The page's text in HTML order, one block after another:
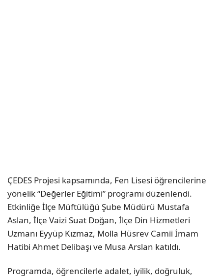
ÇEDES Projesi kapsamında, Fen Lisesi öğrencilerine
yönelik “Değerler Eğitimi” programı düzenlendi.
Etkinliğe İlçe Müftülüğü Şube Müdürü Mustafa
Aslan, İlçe Vaizi Suat Doğan, İlçe Din Hizmetleri
Uzmanı Eyyüp Kızmaz, Molla Hüsrev Camii İmam
Hatibi Ahmet Delibaşı ve Musa Arslan katıldı.
Programda, öğrencilerle adalet, iyilik, doğruluk,